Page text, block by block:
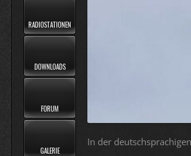
RADIOSTATIONEN
DOWNLOADS
FORUM
GALERIE
In der